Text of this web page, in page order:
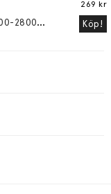
S
phere I LED Bulb 4W (=22W) 2000-2800K E27 Matte Porcelain
269 kr
Köp!